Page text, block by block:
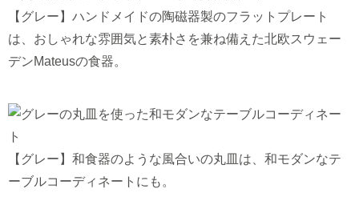
【グレー】ハンドメイドの陶磁器製のフラットプレート
は、おしゃれな雰囲気と素朴さを兼ね備えた北欧スウェー
デンMateusの食器。
【グレー】和食器のような風合いの丸皿は、和モダンなテ
ーブルコーディネートにも。